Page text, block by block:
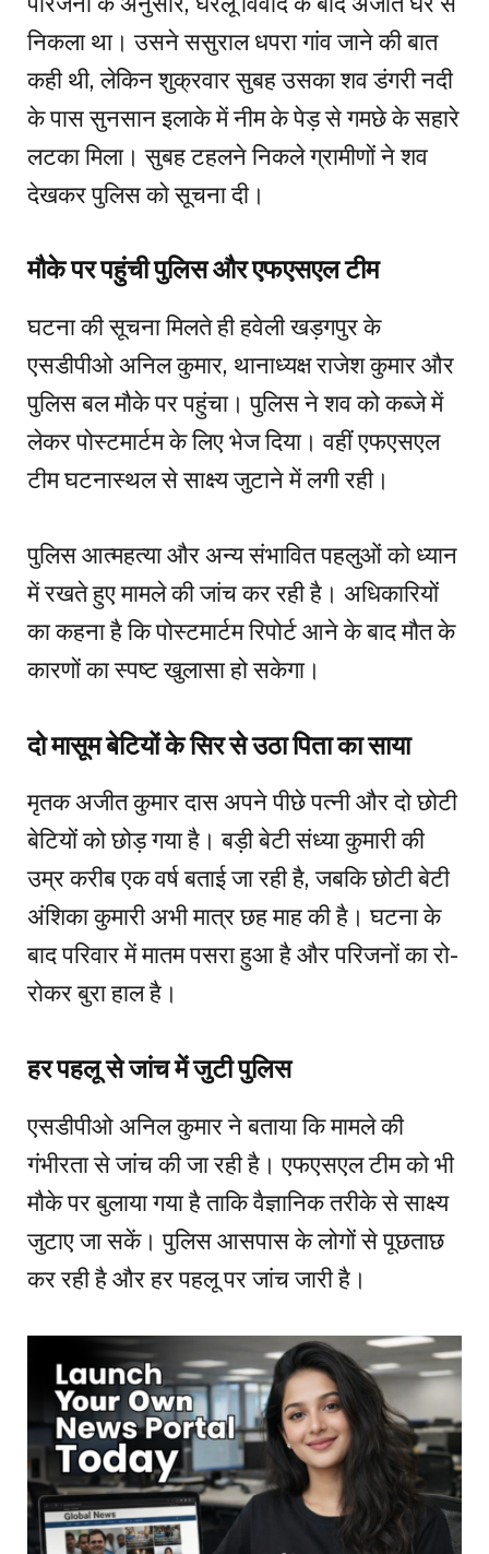
निकला था। उसने ससुराल धपरा गांव जाने की बात
कही थी, लेकिन शुक्रवार सुबह उसका शव डंगरी नदी
के पास सुनसान इलाके में नीम के पेड़ से गमछे के सहारे
लटका मिला। सुबह टहलने निकले ग्रामीणों ने शव
देखकर पुलिस को सूचना दी।
मौके पर पहुंची पुलिस और एफएसएल टीम
घटना की सूचना मिलते ही हवेली खड़गपुर के
एसडीपीओ अनिल कुमार, थानाध्यक्ष राजेश कुमार और
पुलिस बल मौके पर पहुंचा। पुलिस ने शव को कब्जे में
लेकर पोस्टमार्टम के लिए भेज दिया। वहीं एफएसएल
टीम घटनास्थल से साक्ष्य जुटाने में लगी रही।
पुलिस आत्महत्या और अन्य संभावित पहलुओं को ध्यान
में रखते हुए मामले की जांच कर रही है। अधिकारियों
का कहना है कि पोस्टमार्टम रिपोर्ट आने के बाद मौत के
कारणों का स्पष्ट खुलासा हो सकेगा।
दो मासूम बेटियों के सिर से उठा पिता का साया
मृतक अजीत कुमार दास अपने पीछे पत्नी और दो छोटी
बेटियों को छोड़ गया है। बड़ी बेटी संध्या कुमारी की
उम्र करीब एक वर्ष बताई जा रही है, जबकि छोटी बेटी
अंशिका कुमारी अभी मात्र छह माह की है। घटना के
बाद परिवार में मातम पसरा हुआ है और परिजनों का रो-
रोकर बुरा हाल है।
हर पहलू से जांच में जुटी पुलिस
एसडीपीओ अनिल कुमार ने बताया कि मामले की
गंभीरता से जांच की जा रही है। एफएसएल टीम को भी
मौके पर बुलाया गया है ताकि वैज्ञानिक तरीके से साक्ष्य
जुटाए जा सकें। पुलिस आसपास के लोगों से पूछताछ
कर रही है और हर पहलू पर जांच जारी है।